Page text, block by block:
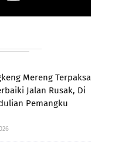
Mereng Terpaksa
Jalan Rusak, Di
Pemangku